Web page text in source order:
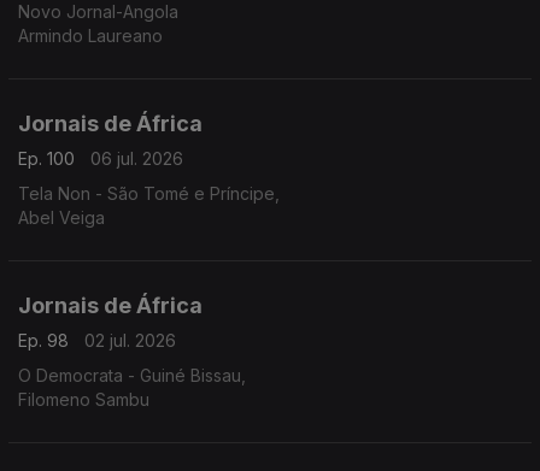
Novo Jornal-Angola
Armindo Laureano
Jornais de África
Ep. 100
06 jul. 2026
Tela Non - São Tomé e Príncipe,
Abel Veiga
Jornais de África
Ep. 98
02 jul. 2026
O Democrata - Guiné Bissau,
Filomeno Sambu